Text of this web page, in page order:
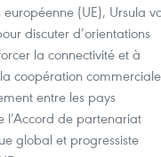
(UE), Ursula
discuter d’orientations
la connectivité et à
coopération commerciale
entre les pays
l’Accord de partenariat
global et progressiste